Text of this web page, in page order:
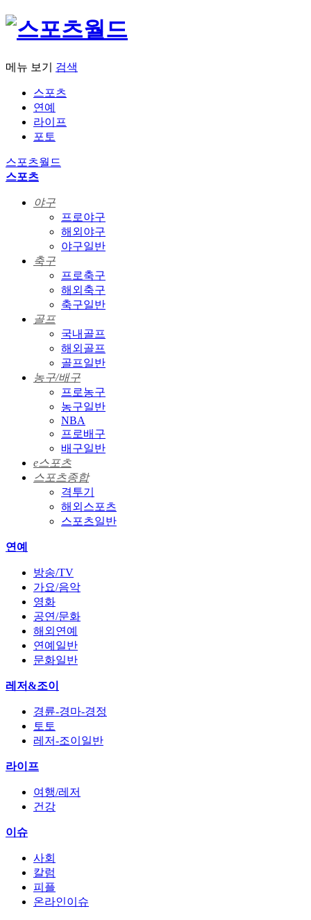
메뉴 보기 검색
스포츠
연예
라이프
포토
스포츠월드
스포츠
야구
프로야구
해외야구
야구일반
축구
프로축구
해외축구
축구일반
골프
국내골프
해외골프
골프일반
농구/배구
프로농구
농구일반
NBA
프로배구
배구일반
e스포츠
스포츠종합
격투기
해외스포츠
스포츠일반
연예
방송/TV
가요/음악
영화
공연/문화
해외연예
연예일반
문화일반
레저&조이
경륜-경마-경정
토토
레저-조이일반
라이프
여행/레저
건강
이슈
사회
칼럼
피플
온라인이슈